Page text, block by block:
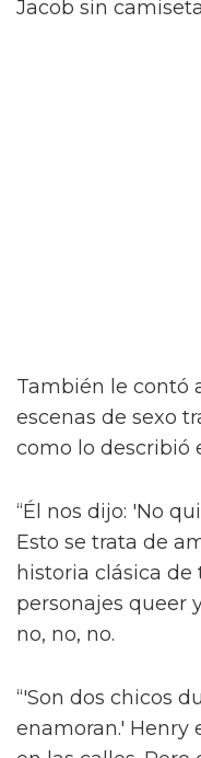
También le contó
escenas de sexo
“Él nos dijo: 'No